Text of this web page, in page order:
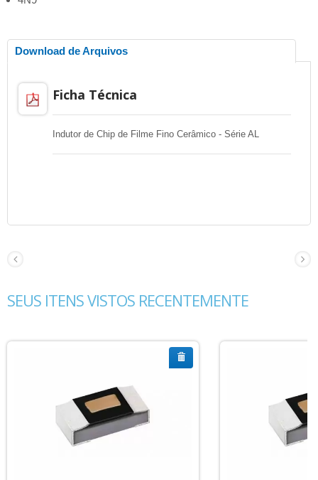
Download de Arquivos
Ficha Técnica
Indutor de Chip de Filme Fino Cerâmico - Série AL
SEUS ITENS VISTOS RECENTEMENTE